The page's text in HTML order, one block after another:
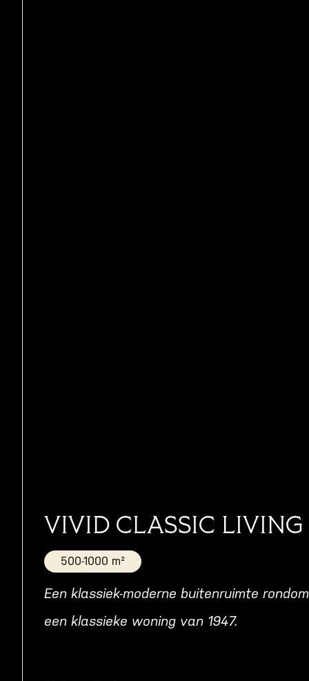
VIVID CLASSIC LIVING
500-1000 m²
Een klassiek-moderne buitenruimte rondom
een klassieke woning van 1947.